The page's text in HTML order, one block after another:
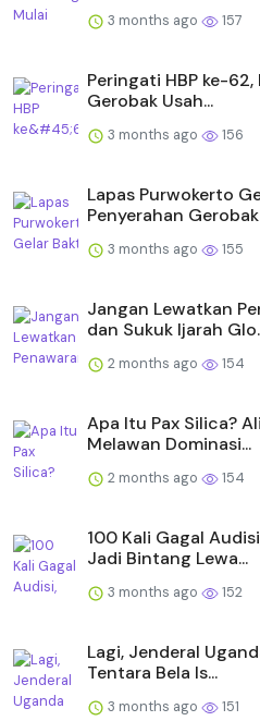
3 months ago 157
Peringati HBP ke-
Gerobak Usah...
3 months ago 156
Lapas Purwokerto
Penyerahan Gerobak
3 months ago 155
Jangan Lewatkan
dan Sukuk Ijarah
2 months ago 154
Apa Itu Pax Silica?
Melawan Dominasi...
2 months ago 154
100 Kali Gagal
Jadi Bintang Lewa...
3 months ago 152
Lagi, Jenderal
Tentara Bela Is...
3 months ago 151